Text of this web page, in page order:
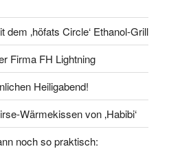
‚höfats Circle‘ Ethanol-Grill
Firma FH Lightning
Heiligabend!
Wärmekissen von ‚Habibi‘
noch so praktisch: